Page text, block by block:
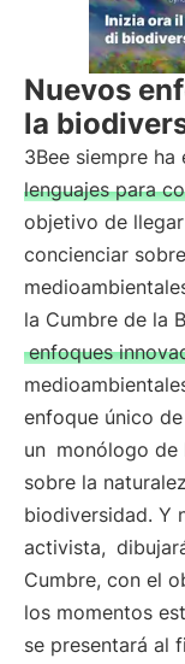
Nuevos
la
3Bee siempre
lenguajes para
objetivo de
concienciar
la Cumbre de la
enfoques
enfoque único
un monólogo de
sobre la
biodiversidad. Y
activista,
Cumbre, con el
los momentos
se presentará al